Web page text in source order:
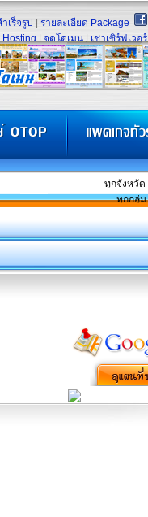
เร็จรูป
รายละเอียด Package
Hosting จดโดเมน เช่าเซิร์ฟเวอร์